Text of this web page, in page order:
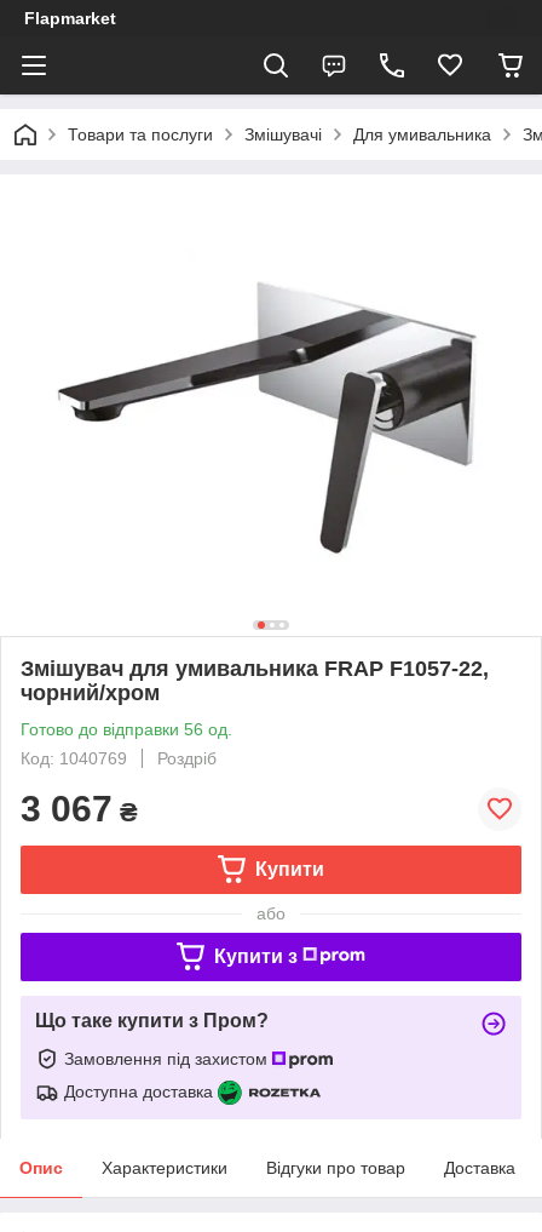
Flapmarket
Товари та послуги Змішувачі Для умивальника
Змішувач для умивальника FRAP F1057-22,
чорний/хром
Готово до відправки 56 од.
Код: 1040769
Роздріб
3 067 ₴
Купити
або
Купити з
Що таке купити з Пром?
Замовлення під захистом
Доступна доставка
Опис Характеристики Відгуки про товар Доставка